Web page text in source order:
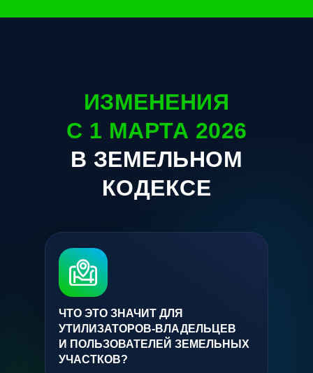
ЧТО ЭТО ЗНАЧИТ ДЛЯ
УТИЛИЗАТОРОВ-ВЛАДЕЛЬЦЕВ
И ПОЛЬЗОВАТЕЛЕЙ ЗЕМЕЛЬНЫХ
УЧАСТКОВ?
ИЗМЕНЕНИЯ
С 1 МАРТА 2026
В ЗЕМЕЛЬНОМ
КОДЕКСЕ